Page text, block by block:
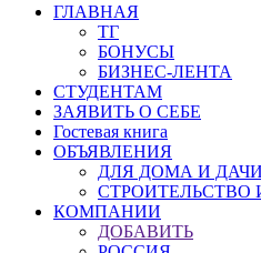
ГЛАВНАЯ
ТГ
БОНУСЫ
БИЗНЕС-ЛЕНТА
СТУДЕНТАМ
ЗАЯВИТЬ О СЕБЕ
Гостевая книга
ОБЪЯВЛЕНИЯ
ДЛЯ ДОМА И ДАЧИ
СТРОИТЕЛЬСТВО
КОМПАНИИ
ДОБАВИТЬ